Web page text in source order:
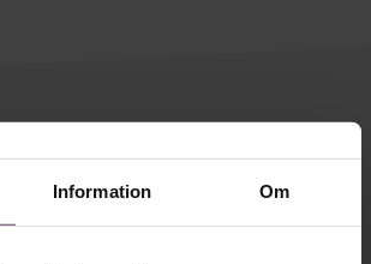
Information Om
för
med våra
nyhetsbrev!
nyhetsbrev samlar varje